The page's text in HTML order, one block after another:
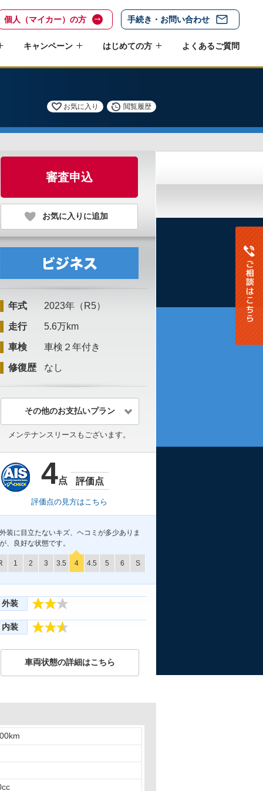
個人（マイカー）の方 手続き・お問い合わせ
キャンペーン はじめての方 よくあるご質問
お気に入り 閲覧履歴
審査申込
お気に入りに追加
年式 2023年（R5）
走行 5.6万km
車検 車検２年付き
修復歴 なし
その他のお支払いプラン
メンテナンスリースもございます。
4点 評価点
評価点の見方はこちら
装に目立たないキズ、ヘコミが多少ありま
、良好な状態です。
1 2 3 3.5 4 4.5 5 6 S
外装
内装
車両状態の詳細はこちら